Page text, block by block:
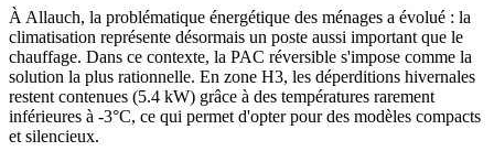
À Allauch, la problématique énergétique des ménages a évolué : la
climatisation représente désormais un poste aussi important que le
chauffage. Dans ce contexte, la PAC réversible s'impose comme la
solution la plus rationnelle. En zone H3, les déperditions hivernales
restent contenues (5.4 kW) grâce à des températures rarement
inférieures à -3°C, ce qui permet d'opter pour des modèles compacts
et silencieux.